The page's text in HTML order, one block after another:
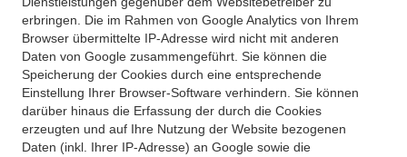
erbringen. Die im Rahmen von Google Analytics von Ihrem
Browser übermittelte IP-Adresse wird nicht mit anderen
Daten von Google zusammengeführt. Sie können die
Speicherung der Cookies durch eine entsprechende
Einstellung Ihrer Browser-Software verhindern. Sie können
darüber hinaus die Erfassung der durch die Cookies
erzeugten und auf Ihre Nutzung der Website bezogenen
Daten (inkl. Ihrer IP-Adresse) an Google sowie die